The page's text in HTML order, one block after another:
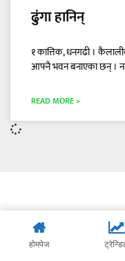
ढुंगा हानिन्
१ कात्तिक, धनगढी ।
आफ्नै भवन बनाएका छन् ।
READ MORE »
होमपेज